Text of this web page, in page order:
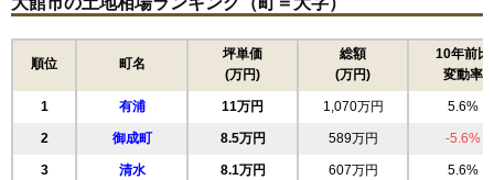
順位 町名
坪単価
(万円)
総額
(万円)
10年前比
変動率
1 有浦 11万円 1,070万円 5.6%
2 御成町 8.5万円 589万円 -5.6%
3 清水 8.1万円 607万円 5.6%